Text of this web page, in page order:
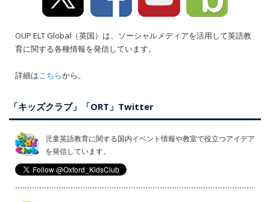
OUP ELT Global（英国）は、ソーシャルメディアを活用して英語教
育に関する各種情報を発信しています。
詳細はこちらから。
「キッズクラブ」「ORT」Twitter
児童英語教育に関する国内イベント情報や教室で役立つアイデア
を発信しています。